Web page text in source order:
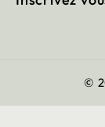
©